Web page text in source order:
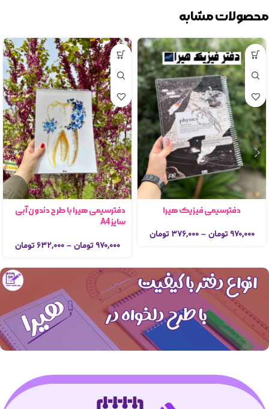
محصولات مشابه
دفترسیمی فیزیک هیرا
۹۷۰,۰۰۰ تومان – ۳۷۶,۰۰۰ تومان
دفترسیمی هیرا با طرح دندون آبی
سایز A4
۹۷۰,۰۰۰ تومان – ۶۳۲,۰۰۰ تومان